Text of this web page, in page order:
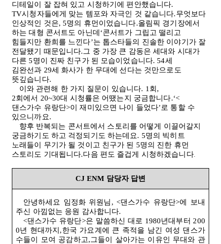
디테일이 잘 잡혀 있고 시청하기에 편안했습니다.
TV시청자들에게 맞는 템포와 자극인 것 같습니다.무엇보다
인상적인 것은, 5명의 휴먼이었습니다.올림픽 경기장에서
하는 대형 콘서트도 아닌데‘콘서트가 그립고 떨리고
힘들지만 환희를 느낀다’는 톱스타들의 진솔한 이야기가 잘
전달됐기 때문입니다.그 중 가장 큰 감동은 세대와 시대가
다른 5명이 진짜 친구가 된 모습이었습니다. 54세
김완선과 29세 화사가 한 무대에 선다는 것만으로도
뜻깊습니다.
이와 관련해 한 가지 질문이 있습니다. 1 회 ,
2회에서 20~30대 시청률은 어땠는지 궁금합니다.‘<
댄스가수 유랑단>이 재미있으면 나이 들었다’로 통할 수
있으니까요.
향후 반복되는 콘서트에서 스토리를 어떻게 이끌어갈지
궁금하기도 하고 걱정되기도 하는데요. 5명의 빅히트
노래들이 무기가 될 것이고 친구가 된 5명의 진한 휴먼
스토리도 기대됩니다.다음 편도 즐겁게 시청하겠습니다.
CJ ENM 담당자 답변
안녕하세요 임정화 위원님 , <댄스가수 유랑단>에 보내
주신 아낌없는 응원 감사합니다.
<댄스가수 유랑단>은 말씀하신 대로 1980년대부터 200
0년 현대까지,한국 가요계에 큰 족적을 남긴 여성 댄스가
수들이 모여 공감하고,그들이 살아가는 이유인 무대와 관